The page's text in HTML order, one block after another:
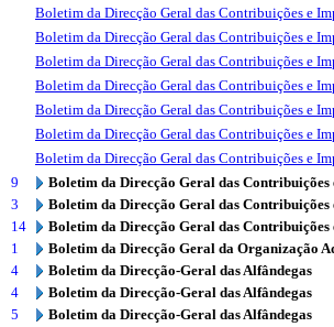
Boletim da Direcção Geral das Contribuições e
Boletim da Direcção Geral das Contribuições e
Boletim da Direcção Geral das Contribuições e
Boletim da Direcção Geral das Contribuições e
Boletim da Direcção Geral das Contribuições e
Boletim da Direcção Geral das Contribuições e
Boletim da Direcção Geral das Contribuições e
9
Boletim da Direcção Geral das Contribuições
3
Boletim da Direcção Geral das Contribuições
14
Boletim da Direcção Geral das Contribuições
1
Boletim da Direcção Geral da Organização
4
Boletim da Direcção-Geral das Alfândegas
4
Boletim da Direcção-Geral das Alfândegas
5
Boletim da Direcção-Geral das Alfândegas